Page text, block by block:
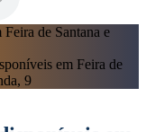
em Feira de
9